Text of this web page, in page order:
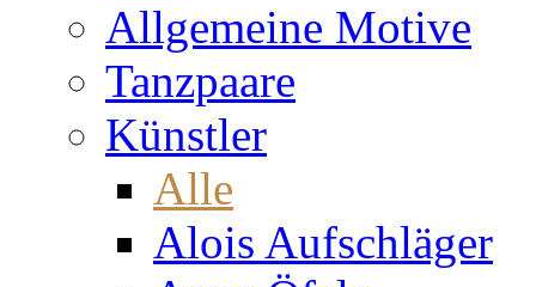
Allgemeine Motive
Tanzpaare
Künstler
Alle
Alois Aufschläger